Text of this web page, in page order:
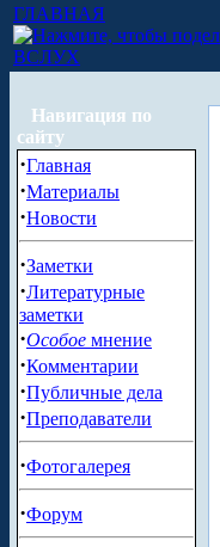
ГЛАВНАЯ
ВСЛУХ
Навигация по
сайту
·Главная
·Материалы
·Новости
·Заметки
·Литературные
заметки
·Особое мнение
·Комментарии
·Публичные дела
·Преподаватели
·Фотогалерея
·Форум